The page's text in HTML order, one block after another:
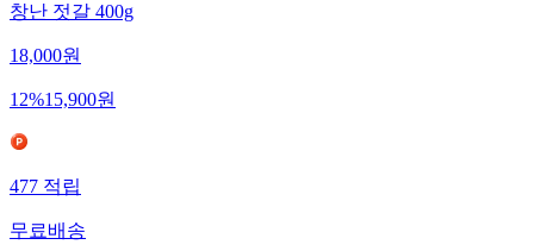
창난 젓갈 400g
18,000원
12%15,900원
477 적립
무료배송